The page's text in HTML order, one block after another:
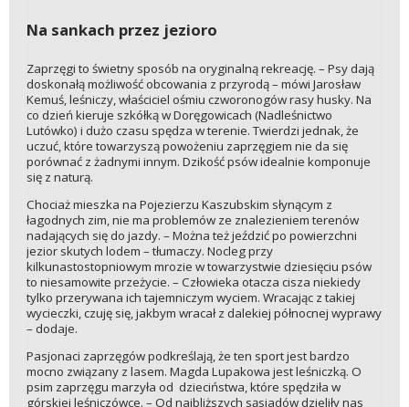
Na sankach przez jezioro
Zaprzęgi to świetny sposób na oryginalną rekreację. – Psy dają
doskonałą możliwość obcowania z przyrodą – mówi Jarosław
Kemuś, leśniczy, właściciel ośmiu czworonogów rasy husky. Na
co dzień kieruje szkółką w Doręgowicach (Nadleśnictwo
Lutówko) i dużo czasu spędza w terenie. Twierdzi jednak, że
uczuć, które towarzyszą powożeniu zaprzęgiem nie da się
porównać z żadnymi innym. Dzikość psów idealnie komponuje
się z naturą.
Chociaż mieszka na Pojezierzu Kaszubskim słynącym z
łagodnych zim, nie ma problemów ze znalezieniem terenów
nadających się do jazdy. – Można też jeździć po powierzchni
jezior skutych lodem – tłumaczy. Nocleg przy
kilkunastostopniowym mrozie w towarzystwie dziesięciu psów
to niesamowite przeżycie. – Człowieka otacza cisza niekiedy
tylko przerywana ich tajemniczym wyciem. Wracając z takiej
wycieczki, czuję się, jakbym wracał z dalekiej północnej wyprawy
– dodaje.
Pasjonaci zaprzęgów podkreślają, że ten sport jest bardzo
mocno związany z lasem. Magda Lupakowa jest leśniczką. O
psim zaprzęgu marzyła od dzieciństwa, które spędziła w
górskiej leśniczówce. – Od najbliższych sąsiadów dzieliły nas